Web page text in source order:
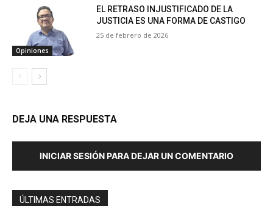
Opiniones
EL RETRASO INJUSTIFICADO DE LA
JUSTICIA ES UNA FORMA DE CASTIGO
25 de febrero de 2026
DEJA UNA RESPUESTA
INICIAR SESIÓN PARA DEJAR UN COMENTARIO
ÚLTIMAS ENTRADAS